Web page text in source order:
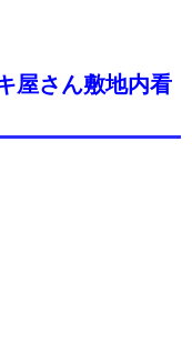
屋さん敷地内看